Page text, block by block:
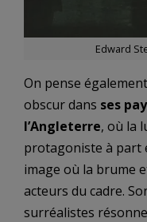
Edward
On pense
obscur dans ses
l’Angleterre, où la
protagoniste à part
image où la brume
acteurs du cadre.
surréalistes